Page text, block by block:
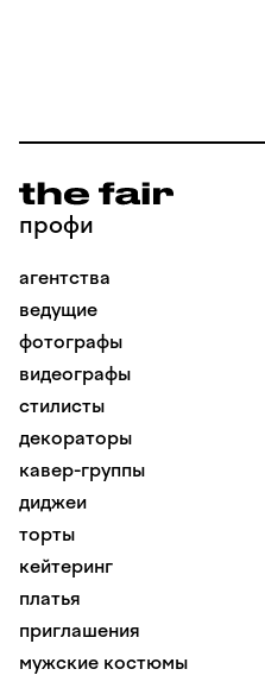
профи
агентства
ведущие
фотографы
видеографы
стилисты
декораторы
кавер-группы
диджеи
торты
кейтеринг
платья
приглашения
мужские костюмы